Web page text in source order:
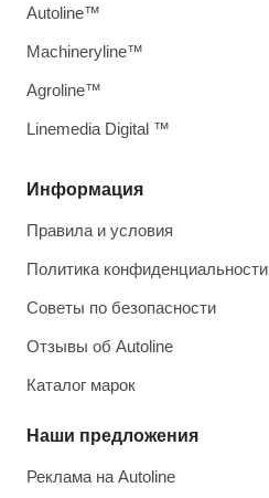
Информация
Правила и условия
Политика конфиденциальности
Советы по безопасности
Отзывы об Autoline
Каталог марок
Наши предложения
Реклама на Autoline
Autoline™
Machineryline™
Agroline™
Linemedia Digital ™